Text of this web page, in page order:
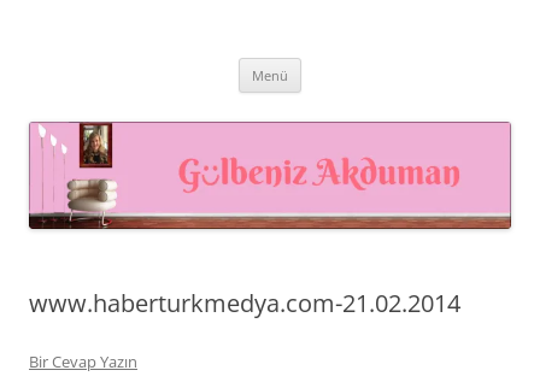
İnsan Kaynakları Yönetimi,
Eğiticinin Eğitimi, Mutluluk
Yönetimi
Akademisyen, Eğitmen
Menü
www.haberturkmedya.com-21.02.2014
Bir Cevap Yazın